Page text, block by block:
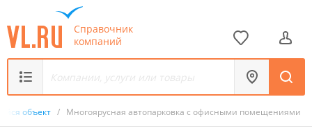
Справочник
компаний
объект / Многоярусная автопарковка с офисными помещениями